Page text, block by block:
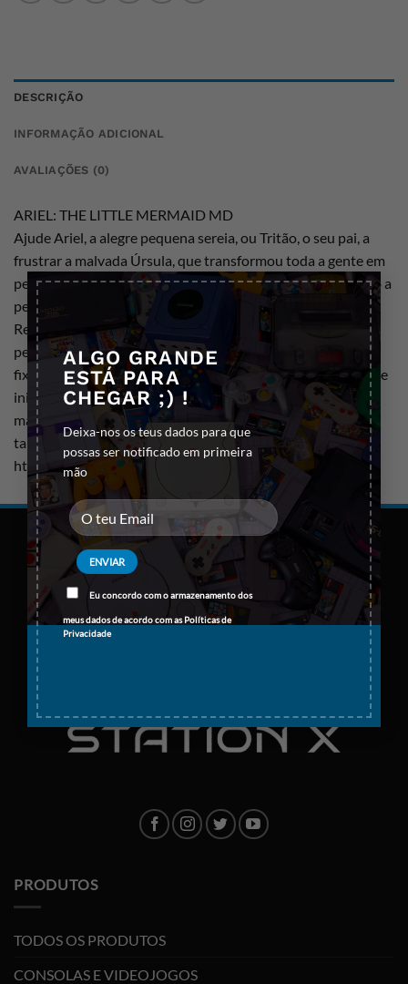
ALGO GRANDE
ESTÁ PARA
CHEGAR ;) !
Deixa-nos os teus dados para que
possas ser notificado em primeira
mão
Eu concordo com o armazenamento dos
meus dados de acordo com asPolíticas de
Privacidade
×
DESCRIÇÃO
INFORMAÇÃO ADICIONAL
AVALIAÇÕES (0)
ARIEL: THE LITTLE MERMAID MD
Ajude Ariel, a alegre pequena sereia, ou Tritão, o seu pai, a
frustrar a malvada Úrsula, que transformou toda a gente em
pequenas criaturas parecidas com vermes verdes, incluindo a
personagem que não escolhe inicialmente.
Resgatar requer que simplesmente nade para as infelizes
pequenas vítimas enquanto elas andam por aí em lugares
fixos no mundo aquático; enquanto se afasta e se esquiva de
inimigos como enguias, amêijoas, tubarões, e vários outros
malvados marinhos. Amigos como Flounder e Sebastian
também podem ser convocados para uma pequena ajuda.
https://www.youtube.com/watch?v=mfx6_FV_gLQ
PRODUTOS
TODOS OS PRODUTOS
CONSOLAS E VIDEOJOGOS